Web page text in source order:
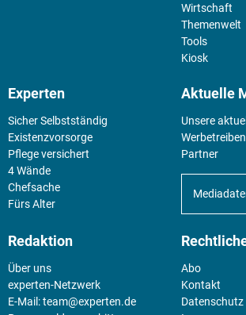
Wirtschaft
Themenwelt
Tools
Kiosk
Experten
Sicher Selbstständig
Existenz­vorsorge
Pflege versichert
4 Wände
Chefsache
Fürs Alter
Aktuelle
Unsere
Partner
Redaktion
Über uns
experten-Netzwerk
E-Mail:team@experten.de
Abo
Kontakt
Datenschutz